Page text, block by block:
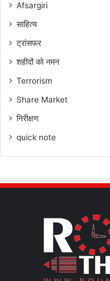
Afsargiri
साहित्य
ट्रांसफर
शहीदों को नमन
Terrorism
Share Market
निरीक्षण
quick note